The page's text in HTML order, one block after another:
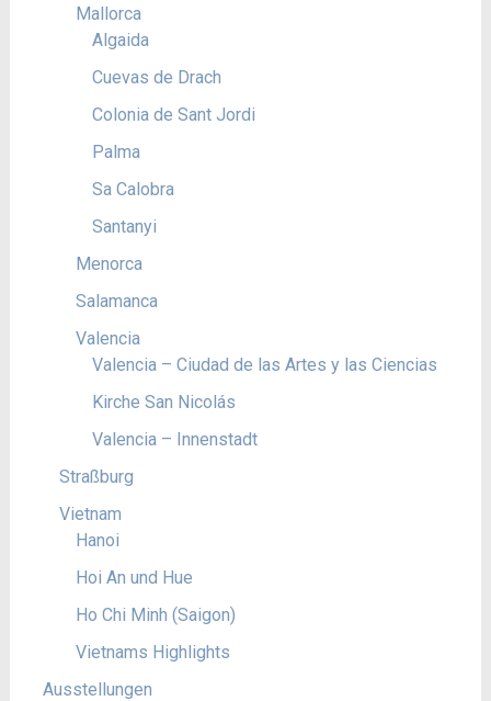
Mallorca
Algaida
Cuevas de Drach
Colonia de Sant Jordi
Palma
Sa Calobra
Santanyi
Menorca
Salamanca
Valencia
Valencia – Ciudad de las Artes y las Ciencias
Kirche San Nicolás
Valencia – Innenstadt
Straßburg
Vietnam
Hanoi
Hoi An und Hue
Ho Chi Minh (Saigon)
Vietnams Highlights
Ausstellungen